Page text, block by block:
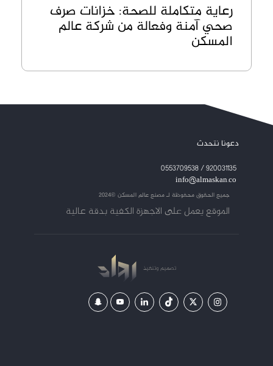
رعاية متكاملة للصحة: خزانات صرف
صحي آمنة وفعالة من شركة عالم
المسكن
دعونا نتحدث
920031135 / 0553709538
info@almaskan.co
جميع الحقوق محفوظة لـمصنع عالم المسكن ©2024
الموقع يعمل على الاجهزة الكفية بدقة عالية
تصميموتنفيذ